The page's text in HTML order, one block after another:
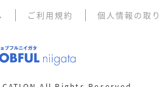
ご利用規約 個人情報の取